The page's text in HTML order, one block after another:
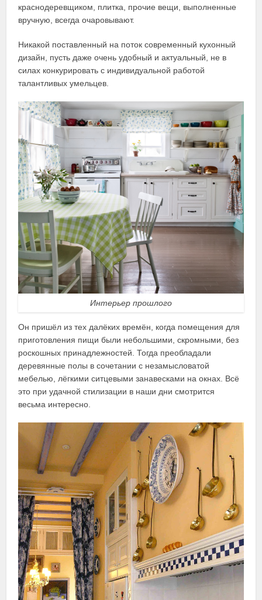
краснодеревщиком, плитка, прочие вещи, выполненные
вручную, всегда очаровывают.
Никакой поставленный на поток современный кухонный
дизайн, пусть даже очень удобный и актуальный, не в
силах конкурировать с индивидуальной работой
талантливых умельцев.
Интерьер прошлого
Он пришёл из тех далёких времён, когда помещения для
приготовления пищи были небольшими, скромными, без
роскошных принадлежностей. Тогда преобладали
деревянные полы в сочетании с незамысловатой
мебелью, лёгкими ситцевыми занавесками на окнах. Всё
это при удачной стилизации в наши дни смотрится
весьма интересно.